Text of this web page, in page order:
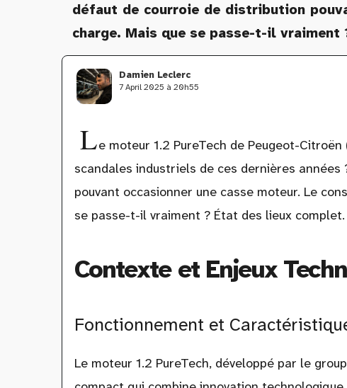
défaut de courroie de distribution
charge. Mais que se passe-t-il
Damien Leclerc
7 April 2025 à 20h55
Le moteur 1.2 PureTech de Peugeot-
scandales industriels de ces dernières
pouvant occasionner une casse moteur. Le
se passe-t-il vraiment ? État des lieux complet.
Contexte et Enjeux
Fonctionnement et
Le moteur 1.2 PureTech, développé par le